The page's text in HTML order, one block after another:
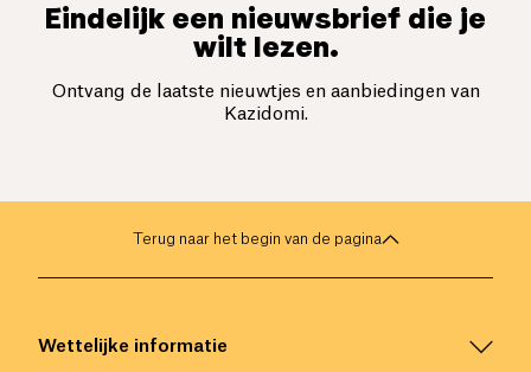
Eindelijk een nieuwsbrief die je
wilt lezen.
Ontvang de laatste nieuwtjes en aanbiedingen van
Kazidomi.
Terug naar het begin van de pagina
Wettelijke informatie